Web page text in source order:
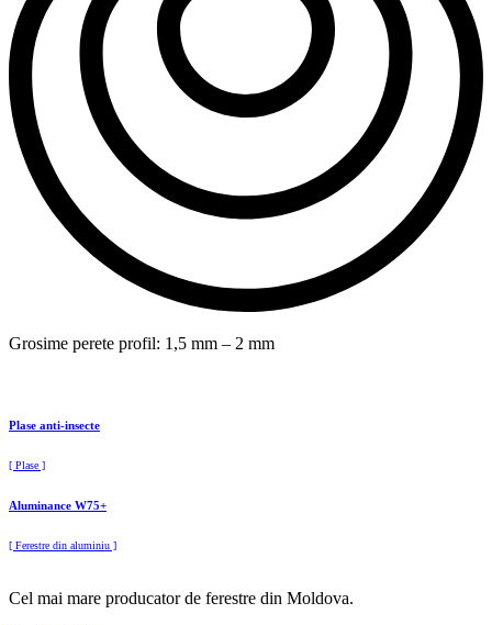
Grosime perete profil: 1,5 mm – 2 mm
Plase anti-insecte
[ Plase ]
Aluminance W75+
[ Ferestre din aluminiu ]
Cel mai mare producator de ferestre din Moldova.